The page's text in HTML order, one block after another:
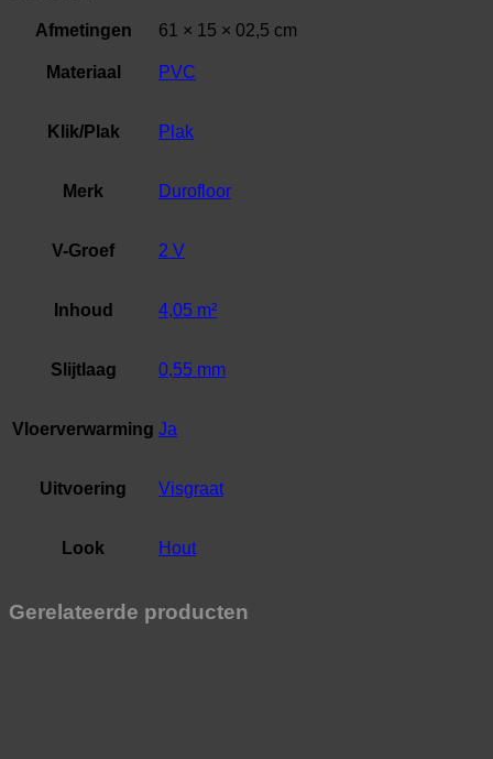
Afmetingen 61 × 15 × 02,5 cm
Materiaal PVC
Klik/Plak Plak
Merk Durofloor
V-Groef 2 V
Inhoud 4,05 m²
Slijtlaag 0,55 mm
Vloerverwarming Ja
Uitvoering Visgraat
Look Hout
Gerelateerde producten